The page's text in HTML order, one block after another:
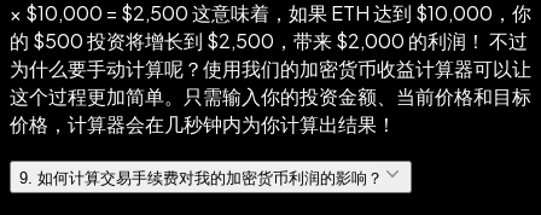
× $10,000 = $2,500 这意味着，如果 ETH 达到 $10,000，你
的 $500 投资将增长到 $2,500，带来 $2,000 的利润！ 不过
为什么要手动计算呢？使用我们的加密货币收益计算器可以让
这个过程更加简单。只需输入你的投资金额、当前价格和目标
价格，计算器会在几秒钟内为你计算出结果！
9. 如何计算交易手续费对我的加密货币利润的影响？